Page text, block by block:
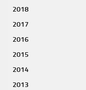
2018
2017
2016
2015
2014
2013